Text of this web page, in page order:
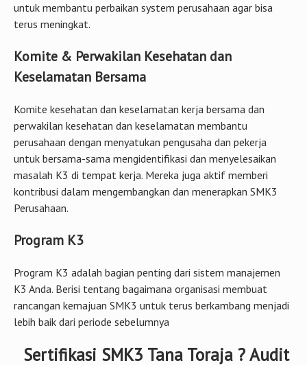
untuk membantu perbaikan system perusahaan agar bisa
terus meningkat.
Komite & Perwakilan Kesehatan dan
Keselamatan Bersama
Komite kesehatan dan keselamatan kerja bersama dan
perwakilan kesehatan dan keselamatan membantu
perusahaan dengan menyatukan pengusaha dan pekerja
untuk bersama-sama mengidentifikasi dan menyelesaikan
masalah K3 di tempat kerja. Mereka juga aktif memberi
kontribusi dalam mengembangkan dan menerapkan SMK3
Perusahaan.
Program K3
Program K3 adalah bagian penting dari sistem manajemen
K3 Anda. Berisi tentang bagaimana organisasi membuat
rancangan kemajuan SMK3 untuk terus berkambang menjadi
lebih baik dari periode sebelumnya
Sertifikasi SMK3 Tana Toraja ? Audit